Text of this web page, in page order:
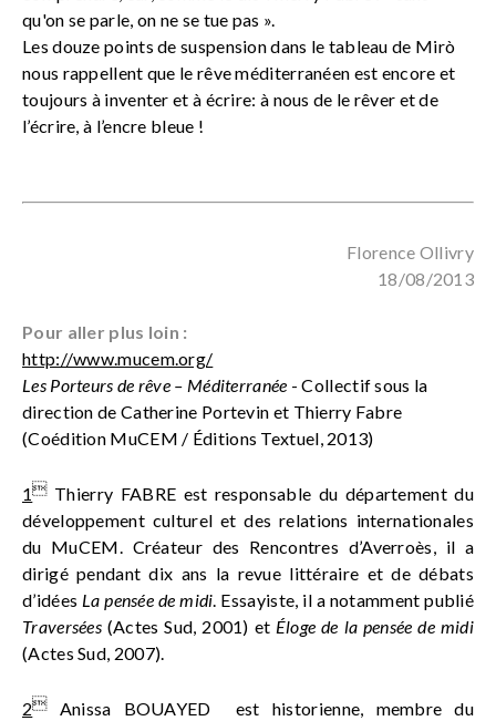
qu'on se parle, on ne se tue pas ».
Les douze points de suspension dans le tableau de Mirò
nous rappellent que le rêve méditerranéen est encore et
toujours à inventer et à écrire: à nous de le rêver et de
l’écrire, à l’encre bleue !
Florence Ollivry
18/08/2013
Pour aller plus loin :
http://www.mucem.org/
Les Porteurs de rêve – Méditerranée - Collectif sous la
direction de Catherine Portevin et Thierry Fabre
(Coédition MuCEM / Éditions Textuel, 2013)
1Thierry FABRE est responsable du département du
développement culturel et des relations internationales
du MuCEM. Créateur des Rencontres d’Averroès, il a
dirigé pendant dix ans la revue littéraire et de débats
d’idées La pensée de midi. Essayiste, il a notamment publié
Traversées (Actes Sud, 2001) et Éloge de la pensée de midi
(Actes Sud, 2007).
2Anissa BOUAYED est historienne, membre du